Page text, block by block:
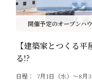
開催予定のオープンハ
【建築家とつくる
る!?
日程：
7月1日（水）～8月